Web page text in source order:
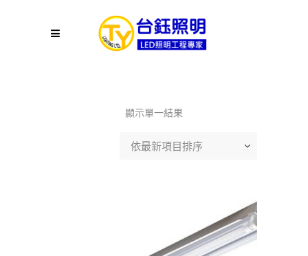
顯示單一結果
依最新項目排序